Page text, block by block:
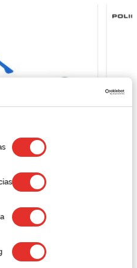
a armação
€
€